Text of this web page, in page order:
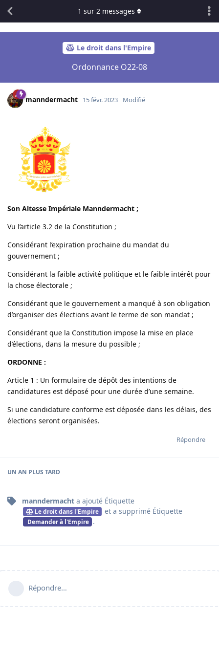
Le droit dans l'Empire
Ordonnance O22-08
1 sur 2 messages
manndermacht 15 févr. 2023 Modifié
Son Altesse Impériale Manndermacht ;
Vu l’article 3.2 de la Constitution ;
Considérant l’expiration prochaine du mandat du
gouvernement ;
Considérant la faible activité politique et le faible intérêt pour
la chose électorale ;
Considérant que le gouvernement a manqué à son obligation
d’organiser des élections avant le terme de son mandat ;
Considérant que la Constitution impose la mise en place
d’élections, dans la mesure du possible ;
ORDONNE :
Article 1 : Un formulaire de dépôt des intentions de
candidatures est déposé pour une durée d’une semaine.
Si une candidature conforme est déposée dans les délais, des
élections seront organisées.
Répondre
UN AN PLUS TARD
manndermacht a ajouté Étiquette
Le droit dans l'Empire et a supprimé Étiquette
Demander à l'Empire .
Répondre…